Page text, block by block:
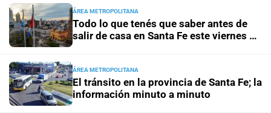
En Santa FeTodo lo que tenés que saber antes de
salir de casa en Santa Fe este viernes 7 de agosto
ÁREA METROPOLITANA
Todo lo que tenés que saber antes de
salir de casa en Santa Fe este viernes 7
ÁREA METROPOLITANA
El tránsito en la provincia de Santa Fe; la
información minuto a minuto